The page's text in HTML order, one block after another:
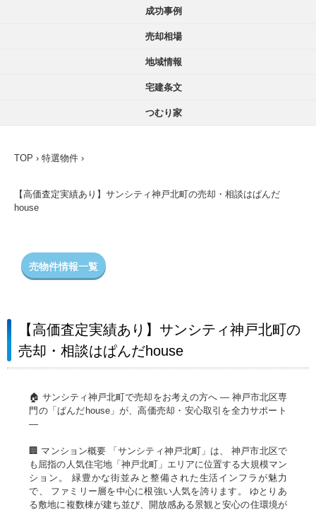
成功事例
売却相場
地域情報
宅建条文
つむり家
TOP › 特選物件 ›
【高価査定実績あり】サンシティ神戸北町の売却・相談はぱんだ
house
売物件情報一覧
【高価査定実績あり】サンシティ神戸北町の
売却・相談はぱんだhouse
🏠 サンシティ神戸北町で売却をお考えの方へ ― 神戸市北区専
門の「ぱんだhouse」が、高価売却・安心取引を全力サポート
―
🏢 マンション概要 「サンシティ神戸北町」は、 神戸市北区で
も屈指の人気住宅地「神戸北町」エリアに位置する大規模マン
ション。 緑豊かな街並みと整備された生活インフラが魅力
で、 ファミリー層を中心に根強い人気を誇ります。 ゆとりあ
る敷地に複数棟が建ち並び、開放感ある景観と安心の住環境が